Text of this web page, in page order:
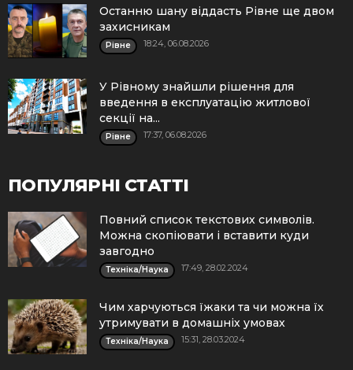
Останню шану віддасть Рівне ще двом
захисникам
Рівне 18:24, 06.08.2026
У Рівному знайшли рішення для
введення в експлуатацію житлової
секції на...
Рівне 17:37, 06.08.2026
ПОПУЛЯРНІ СТАТТІ
Повний список текстових символів.
Можна скопіювати і вставити куди
завгодно
Техніка/Наука 17:49, 28.02.2024
Чим харчуються їжаки та чи можна їх
утримувати в домашніх умовах
Техніка/Наука 15:31, 28.03.2024